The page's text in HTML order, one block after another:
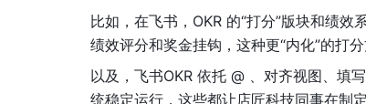
比如，在飞书，OKR 的“打分”版块和绩
绩效评分和奖金挂钩，这种更“内化”的打
以及，飞书OKR 依托 @ 、对齐视图、填
统稳定运行，这些都让店匠科技同事在制